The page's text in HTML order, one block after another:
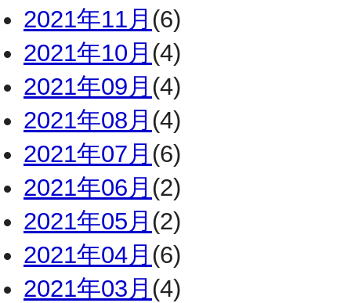
2021年11月 (6)
2021年10月 (4)
2021年09月 (4)
2021年08月 (4)
2021年07月 (6)
2021年06月 (2)
2021年05月 (2)
2021年04月 (6)
2021年03月 (4)